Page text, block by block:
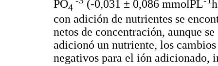
PO4 (-0,031 ± 0,086 mmolPL h
con adición de nutrientes se
netos de concentración, aunque
adicionó un nutriente, los
negativos para el ión adicionado,